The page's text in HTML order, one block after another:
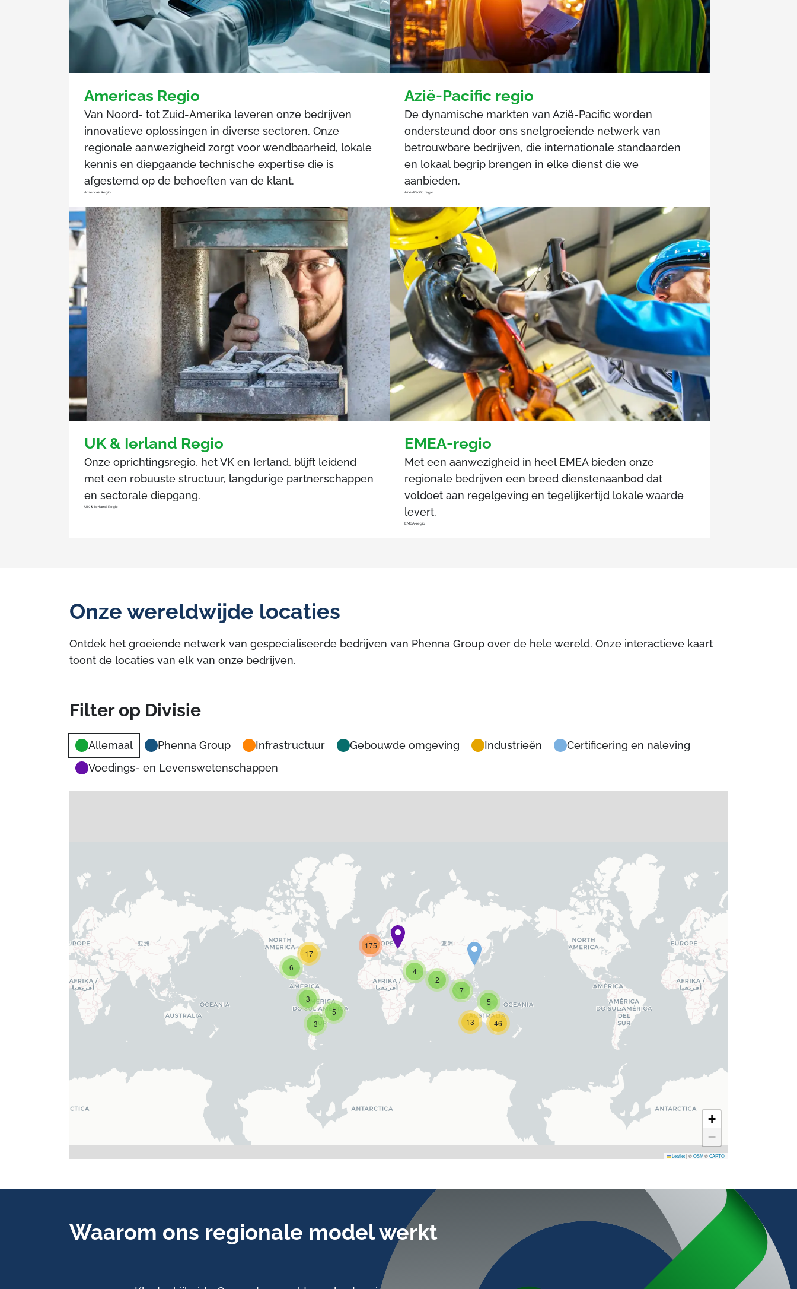
Americas Regio
Van Noord- tot Zuid-Amerika leveren onze bedrijven
innovatieve oplossingen in diverse sectoren. Onze
regionale aanwezigheid zorgt voor wendbaarheid, lokale
kennis en diepgaande technische expertise die is
afgestemd op de behoeften van de klant.
Americas Regio
Azië-Pacific regio
De dynamische markten van Azië-Pacific worden
ondersteund door ons snelgroeiende netwerk van
betrouwbare bedrijven, die internationale standaarden
en lokaal begrip brengen in elke dienst die we
aanbieden.
Azië-Pacific regio
UK & Ierland Regio
Onze oprichtingsregio, het VK en Ierland, blijft leidend
met een robuuste structuur, langdurige partnerschappen
en sectorale diepgang.
UK & Ierland Regio
EMEA-regio
Met een aanwezigheid in heel EMEA bieden onze
regionale bedrijven een breed dienstenaanbod dat
voldoet aan regelgeving en tegelijkertijd lokale waarde
levert.
EMEA-regio
Onze wereldwijde locaties
Ontdek het groeiende netwerk van gespecialiseerde bedrijven van Phenna Group over de hele wereld. Onze interactieve kaart
toont de locaties van elk van onze bedrijven.
Filter op Divisie
Allemaal Phenna Group Infrastructuur Gebouwde omgeving Industrieën
Certificering en naleving
Voedings- en Levenswetenschappen
3
3
5
2
6
7
4
13
17
5
46
175
+
−
Leaflet|©OSM©CARTO
Waarom ons regionale model werkt